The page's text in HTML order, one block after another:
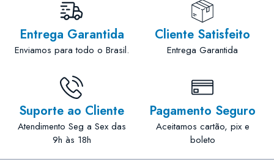
Entrega Garantida
Enviamos para todo o Brasil.
Cliente Satisfeito
Entrega Garantida
Suporte ao Cliente
Atendimento Seg a Sex das
9h às 18h
Pagamento Seguro
Aceitamos cartão, pix e
boleto